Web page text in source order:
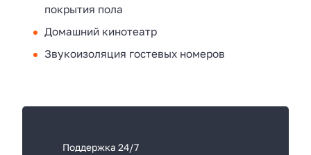
покрытия пола
Домашний кинотеатр
Звукоизоляция гостевых номеров
Поддержка 24/7